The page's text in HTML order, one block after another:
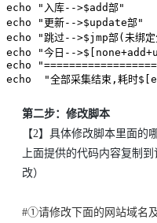
echo "入库-->$add部"
echo "更新-->$update部"
echo "跳过-->$jmp部(未绑定
echo "今日--
echo
echo  "全部采集结束,耗
第二步：修改脚本
【2】具体修改脚本里面的
上面提供的代码内容复制
改）
#①请修改下面的网站域名